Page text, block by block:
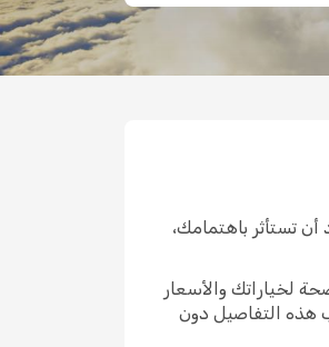
تستأثر باهتمامك،
لخياراتك والأسعار
هذه التفاصيل دون